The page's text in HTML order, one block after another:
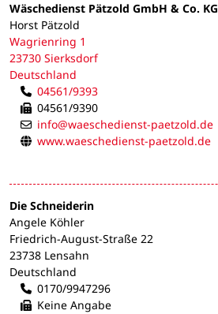
Wäschedienst Pätzold GmbH & Co. KG
Horst Pätzold
Wagrienring 1
23730 Sierksdorf
Deutschland
04561/9393
04561/9390
info@waeschedienst-paetzold.de
www.waeschedienst-paetzold.de
Die Schneiderin
Angele Köhler
Friedrich-August-Straße 22
23738 Lensahn
Deutschland
0170/9947296
Keine Angabe